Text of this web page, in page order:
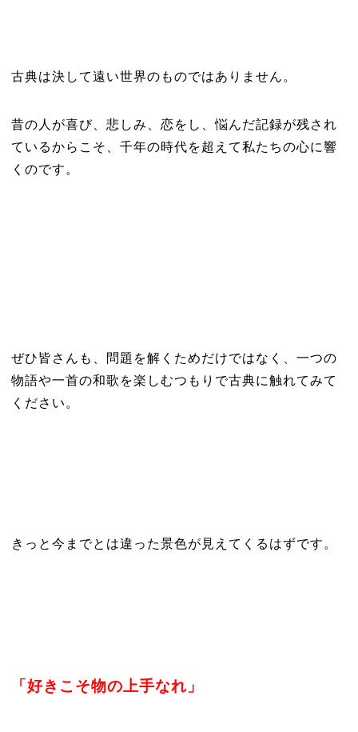
古典は決して遠い世界のものではありません。
昔の人が喜び、悲しみ、恋をし、悩んだ記録が残され
ているからこそ、千年の時代を超えて私たちの心に響
くのです。
ぜひ皆さんも、問題を解くためだけではなく、一つの
物語や一首の和歌を楽しむつもりで古典に触れてみて
ください。
きっと今までとは違った景色が見えてくるはずです。
「好きこそ物の上手なれ」